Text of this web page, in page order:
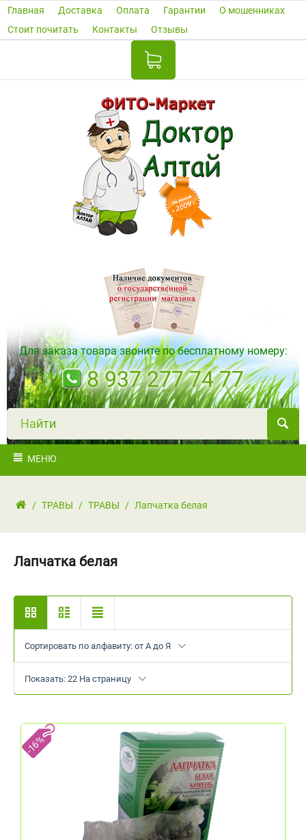
Главная Доставка Оплата Гарантии
О мошенниках
Стоит почитать
Контакты Отзывы
Для заказа товара звоните по бесплатному номеру:
8 937 277 74 77
Найти
МЕНЮ
/ ТРАВЫ / ТРАВЫ / Лапчатка белая
Лапчатка белая
Сортировать по алфавиту: от А до Я
Показать: 22 На страницу
-16%